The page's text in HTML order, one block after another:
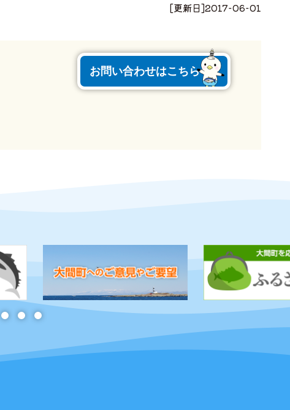
[更新日]2017-06-01
お問い合わせはこちら